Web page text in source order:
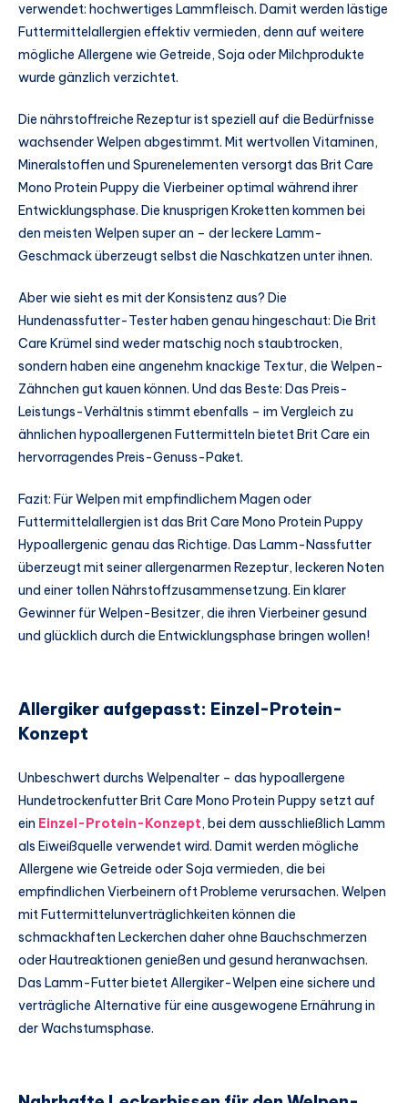
verwendet: hochwertiges Lammfleisch. Damit werden lästige
Futtermittelallergien effektiv vermieden, denn auf weitere
mögliche Allergene wie Getreide, Soja oder Milchprodukte
wurde gänzlich verzichtet.
Die nährstoffreiche Rezeptur ist speziell auf die Bedürfnisse
wachsender Welpen abgestimmt. Mit wertvollen Vitaminen,
Mineralstoffen und Spurenelementen versorgt das Brit Care
Mono Protein Puppy die Vierbeiner optimal während ihrer
Entwicklungsphase. Die knusprigen Kroketten kommen bei
den meisten Welpen super an – der leckere Lamm-
Geschmack überzeugt selbst die Naschkatzen unter ihnen.
Aber wie sieht es mit der Konsistenz aus? Die
Hundenassfutter-Tester haben genau hingeschaut: Die Brit
Care Krümel sind weder matschig noch staubtrocken,
sondern haben eine angenehm knackige Textur, die Welpen-
Zähnchen gut kauen können. Und das Beste: Das Preis-
Leistungs-Verhältnis stimmt ebenfalls – im Vergleich zu
ähnlichen hypoallergenen Futtermitteln bietet Brit Care ein
hervorragendes Preis-Genuss-Paket.
Fazit: Für Welpen mit empfindlichem Magen oder
Futtermittelallergien ist das Brit Care Mono Protein Puppy
Hypoallergenic genau das Richtige. Das Lamm-Nassfutter
überzeugt mit seiner allergenarmen Rezeptur, leckeren Noten
und einer tollen Nährstoffzusammensetzung. Ein klarer
Gewinner für Welpen-Besitzer, die ihren Vierbeiner gesund
und glücklich durch die Entwicklungsphase bringen wollen!
Allergiker aufgepasst: Einzel-Protein-
Konzept
Unbeschwert durchs Welpenalter – das hypoallergene
Hundetrockenfutter Brit Care Mono Protein Puppy setzt auf
ein Einzel-Protein-Konzept, bei dem ausschließlich Lamm
als Eiweißquelle verwendet wird. Damit werden mögliche
Allergene wie Getreide oder Soja vermieden, die bei
empfindlichen Vierbeinern oft Probleme verursachen. Welpen
mit Futtermittelunverträglichkeiten können die
schmackhaften Leckerchen daher ohne Bauchschmerzen
oder Hautreaktionen genießen und gesund heranwachsen.
Das Lamm-Futter bietet Allergiker-Welpen eine sichere und
verträgliche Alternative für eine ausgewogene Ernährung in
der Wachstumsphase.